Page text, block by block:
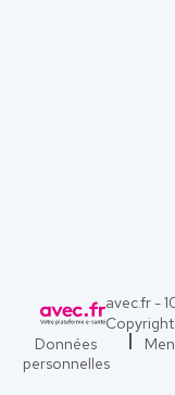
avec.fr -
Données
personnelles